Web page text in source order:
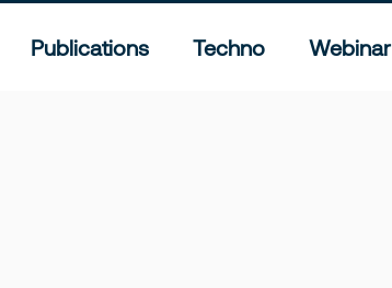
Publications Techno Webinar